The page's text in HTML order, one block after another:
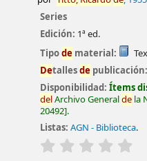
Series
Edición: 1ª ed.
Tipode material:
Detallesde publicación:
Disponibilidad:Ítems
delArchivo Generalde la
20492 .
Listas: AGN - Biblioteca.
valoración